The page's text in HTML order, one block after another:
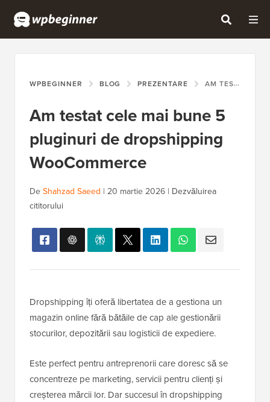
WPBEGINNER BLOG PREZENTARE AM TESTAT CELE MAI BUNE 5 PLUGINURI DE DROPSHIPPING WOOCOMMERCE
Am testat cele mai bune 5
pluginuri de dropshipping
WooCommerce
De Shahzad Saeed | 20 martie 2026 | Dezvăluirea
cititorului
Dropshipping îți oferă libertatea de a gestiona un
magazin online fără bătăile de cap ale gestionării
stocurilor, depozitării sau logisticii de expediere.
Este perfect pentru antreprenorii care doresc să se
concentreze pe marketing, servicii pentru clienți și
creșterea mărcii lor. Dar succesul în dropshipping